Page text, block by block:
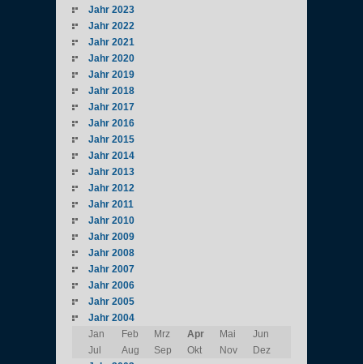
Jahr 2023
Jahr 2022
Jahr 2021
Jahr 2020
Jahr 2019
Jahr 2018
Jahr 2017
Jahr 2016
Jahr 2015
Jahr 2014
Jahr 2013
Jahr 2012
Jahr 2011
Jahr 2010
Jahr 2009
Jahr 2008
Jahr 2007
Jahr 2006
Jahr 2005
Jahr 2004
Jan
Feb Mrz Apr Mai
Jun
Jul
Aug Sep Okt Nov
Dez